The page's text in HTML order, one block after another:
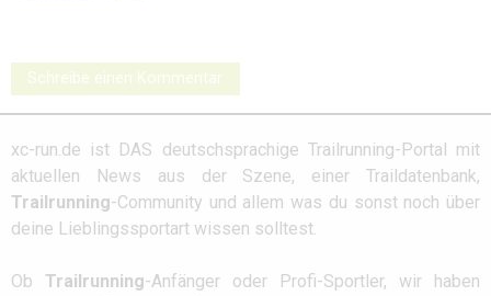
Schreibe einen Kommentar
xc-run.de ist DAS deutschsprachige Trailrunning-Portal mit
aktuellen News aus der Szene, einer Traildatenbank,
Trailrunning-Community und allem was du sonst noch über
deine Lieblingssportart wissen solltest.
Ob Trailrunning-Anfänger oder Profi-Sportler, wir haben